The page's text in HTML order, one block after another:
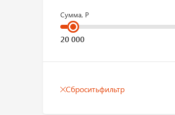
Сумма, Р
Сброситьфильтр